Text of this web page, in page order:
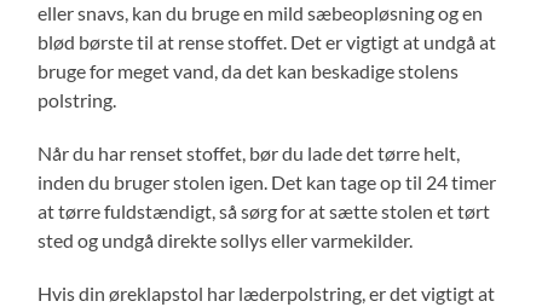
eller snavs, kan du bruge en mild sæbeopløsning og en
blød børste til at rense stoffet. Det er vigtigt at undgå at
bruge for meget vand, da det kan beskadige stolens
polstring.
Når du har renset stoffet, bør du lade det tørre helt,
inden du bruger stolen igen. Det kan tage op til 24 timer
at tørre fuldstændigt, så sørg for at sætte stolen et tørt
sted og undgå direkte sollys eller varmekilder.
Hvis din øreklapstol har læderpolstring, er det vigtigt at